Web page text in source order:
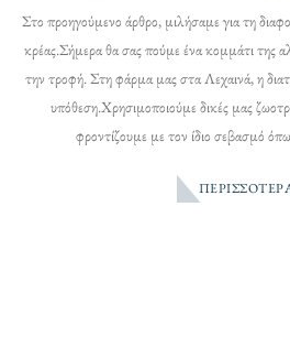
Στο προηγούμενο άρθρο, μιλήσαμε για τη
κρέας.Σήμερα θα σας πούμε ένα κομμάτι της
την τροφή. Στη φάρμα μας στα Λεχαινά, η
υπόθεση.Χρησιμοποιούμε δικές μας
φροντίζουμε με τον ίδιο σεβασμό